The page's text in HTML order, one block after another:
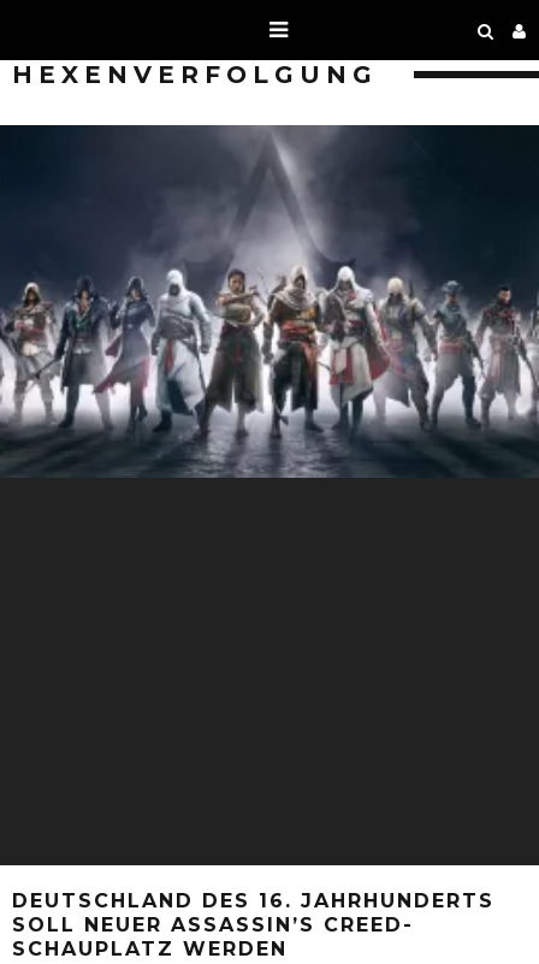
HEXENVERFOLGUNG
DEUTSCHLAND DES 16. JAHRHUNDERTS
SOLL NEUER ASSASSIN’S CREED-
SCHAUPLATZ WERDEN